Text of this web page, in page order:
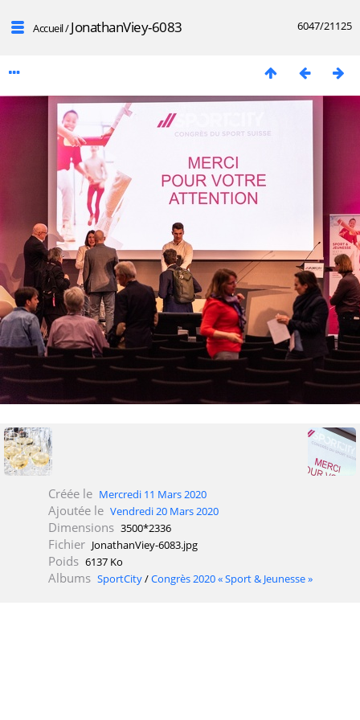
6047/21125
Accueil/JonathanViey-6083
Créée le Mercredi 11 Mars 2020
Ajoutée le Vendredi 20 Mars 2020
Dimensions 3500*2336
Fichier JonathanViey-6083.jpg
Poids 6137 Ko
Albums SportCity/Congrès 2020 « Sport & Jeunesse »